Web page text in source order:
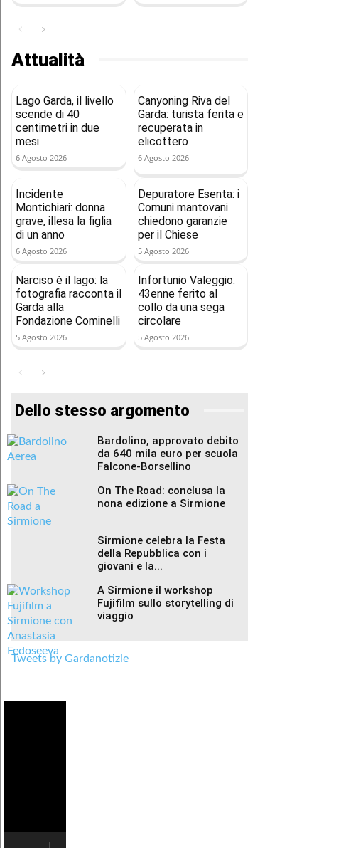
Attualità
Lago Garda, il livello
scende di 40
centimetri in due
mesi
6 Agosto 2026
Canyoning Riva del
Garda: turista ferita e
recuperata in
elicottero
6 Agosto 2026
Incidente
Montichiari: donna
grave, illesa la figlia
di un anno
6 Agosto 2026
Depuratore Esenta: i
Comuni mantovani
chiedono garanzie
per il Chiese
5 Agosto 2026
Narciso è il lago: la
fotografia racconta il
Garda alla
Fondazione Cominelli
5 Agosto 2026
Infortunio Valeggio:
43enne ferito al
collo da una sega
circolare
5 Agosto 2026
Dello stesso argomento
Bardolino, approvato debito
da 640 mila euro per scuola
Falcone-Borsellino
On The Road: conclusa la
nona edizione a Sirmione
Sirmione celebra la Festa
della Repubblica con i
giovani e la...
A Sirmione il workshop
Fujifilm sullo storytelling di
viaggio
Tweets by Gardanotizie